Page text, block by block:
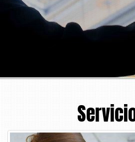
Despacho